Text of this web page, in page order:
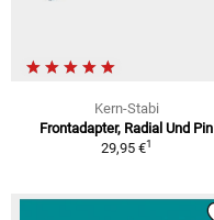
Kern-Stabi
Frontadapter, Radial Und Pin
29,95 €1